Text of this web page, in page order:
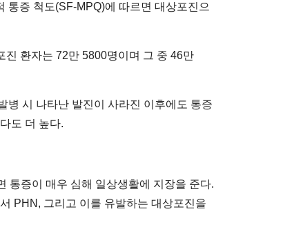
통증 척도(SF-MPQ)에 따르면 대상포진으
환자는 72만 5800명이며 그 중 46만
병 시 나타난 발진이 사라진 이후에도 통증
도 더 높다.
통증이 매우 심해 일상생활에 지장을 준다.
PHN, 그리고 이를 유발하는 대상포진을